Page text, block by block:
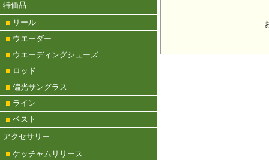
特価品
リール
ウエーダー
ウエーディングシューズ
ロッド
偏光サングラス
ライン
ベスト
アクセサリー
ケッチャムリリース